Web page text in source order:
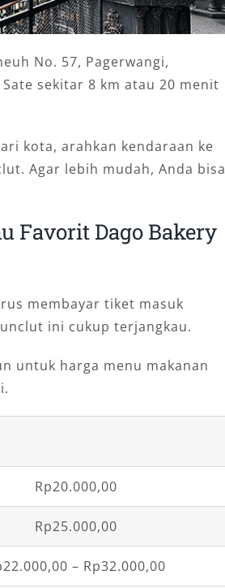
No. 57, Pagerwangi,
sekitar 8 km atau 20 menit
kota, arahkan kendaraan ke
Agar lebih mudah, Anda bisa
Favorit Dago Bakery
membayar tiket masuk
ini cukup terjangkau.
untuk harga menu makanan
Rp20.000,00
Rp25.000,00
– Rp32.000,00